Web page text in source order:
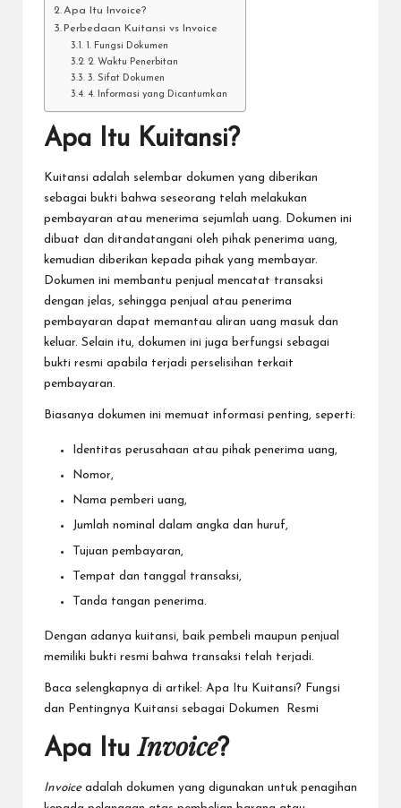
Apa Itu Invoice?
Perbedaan Kuitansi vs Invoice
1. Fungsi Dokumen
2. Waktu Penerbitan
3. Sifat Dokumen
4. Informasi yang Dicantumkan
Apa Itu Kuitansi?
Kuitansi adalah selembar dokumen yang diberikan
sebagai bukti bahwa seseorang telah melakukan
pembayaran atau menerima sejumlah uang. Dokumen ini
dibuat dan ditandatangani oleh pihak penerima uang,
kemudian diberikan kepada pihak yang membayar.
Dokumen ini membantu penjual mencatat transaksi
dengan jelas, sehingga penjual atau penerima
pembayaran dapat memantau aliran uang masuk dan
keluar. Selain itu, dokumen ini juga berfungsi sebagai
bukti resmi apabila terjadi perselisihan terkait
pembayaran.
Biasanya dokumen ini memuat informasi penting, seperti:
Identitas perusahaan atau pihak penerima uang,
Nomor,
Nama pemberi uang,
Jumlah nominal dalam angka dan huruf,
Tujuan pembayaran,
Tempat dan tanggal transaksi,
Tanda tangan penerima.
Dengan adanya kuitansi, baik pembeli maupun penjual
memiliki bukti resmi bahwa transaksi telah terjadi.
Baca selengkapnya di artikel: Apa Itu Kuitansi? Fungsi
dan Pentingnya Kuitansi sebagai Dokumen Resmi
Apa ItuInvoice?
Invoice adalah dokumen yang digunakan untuk penagihan